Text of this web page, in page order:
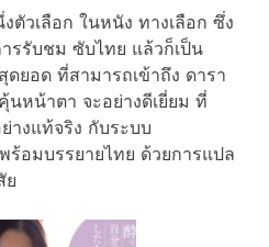
ตัวเลือก ในหนัง ทางเลือก ซึ่ง
รรับชม ซับไทย แล้วก็เป็น
ยอด ที่สามารถเข้าถึง ดารา
หน้าตา จะอย่างดีเยี่ยม ที่
างแท้จริง กับระบบ
ร้อมบรรยายไทย ด้วยการแปล
ย